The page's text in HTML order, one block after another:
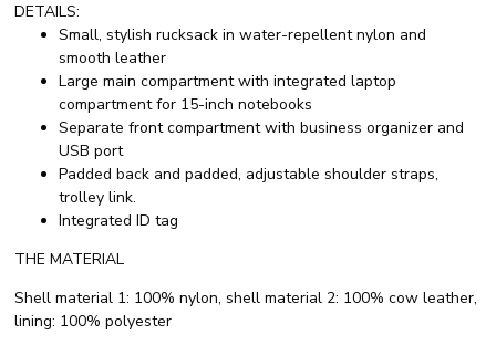
DETAILS:
Small, stylish rucksack in water-repellent nylon and
smooth leather
Large main compartment with integrated laptop
compartment for 15-inch notebooks
Separate front compartment with business organizer and
USB port
Padded back and padded, adjustable shoulder straps,
trolley link.
Integrated ID tag
THE MATERIAL
Shell material 1: 100% nylon, shell material 2: 100% cow leather,
lining: 100% polyester